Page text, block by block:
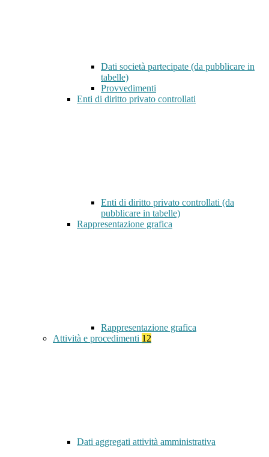
Dati società partecipate (da pubblicare in
tabelle)
Provvedimenti
Enti di diritto privato controllati
Enti di diritto privato controllati (da
pubblicare in tabelle)
Rappresentazione grafica
Rappresentazione grafica
Attività e procedimenti 12
Dati aggregati attività amministrativa